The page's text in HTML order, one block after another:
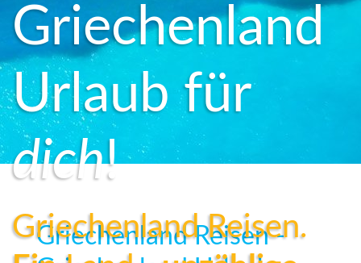
Griechenland
Urlaub für
dich!
Griechenland Reisen.
Griechenland Reisen -